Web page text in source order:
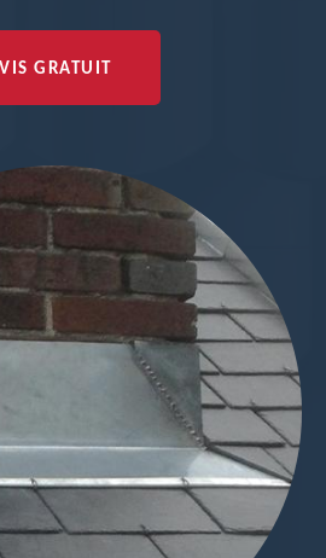
GRATUIT